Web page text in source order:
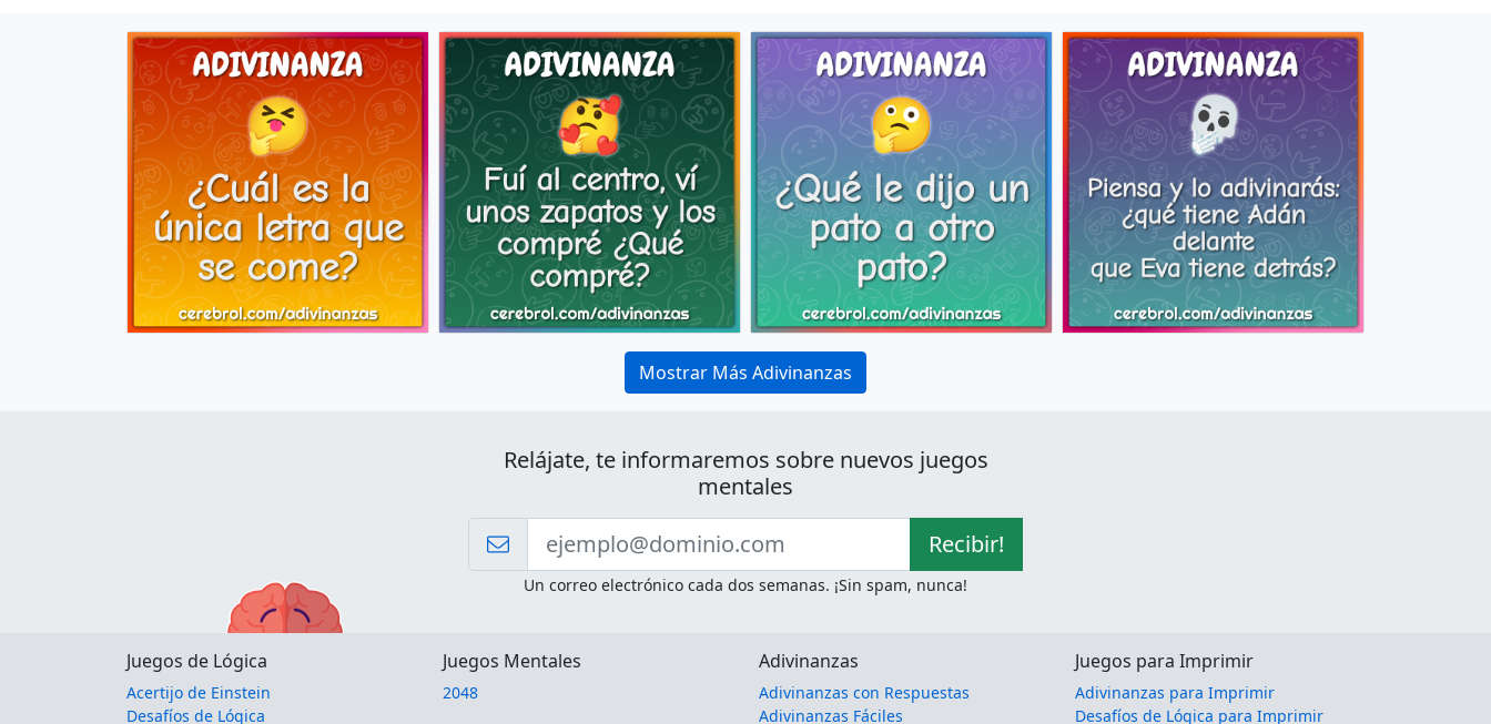
Mostrar Más Adivinanzas
Relájate, te informaremos sobre nuevos juegos
mentales
Recibir!
Un correo electrónico cada dos semanas. ¡Sin spam, nunca!
Juegos de Lógica
Acertijo de Einstein
Desafíos de Lógica
Juegos Mentales
2048
Adivinanzas
Adivinanzas con Respuestas
Adivinanzas Fáciles
Juegos para Imprimir
Adivinanzas para Imprimir
Desafíos de Lógica para Imprimir